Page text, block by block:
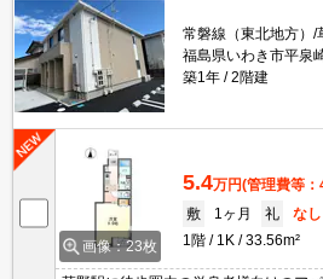
常磐線（東北地方）/
福島県いわき市平泉
築1年
2階建
画像：23枚
5.4万円(管理費等
敷
1ヶ月 礼
なし
1階
1K 33.56m²